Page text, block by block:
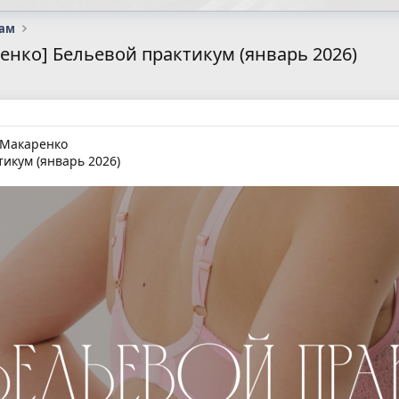
Бельевой практикум (январь 2026)
(январь 2026)